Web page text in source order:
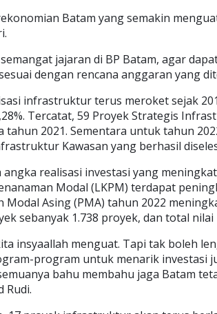
Batam yang semakin
jajaran di BP Batam, agar
dengan rencana anggaran yang
infrastruktur terus meroket sejak
Tercatat, 59 Proyek Strategis
tahun 2021. Sementara untuk tahun
Kawasan yang berhasil
realisasi investasi yang
Modal (LKPM) terdapat
Modal Asing (PMA) tahun 2022
sebanyak 1.738 proyek, dan total nilai
insyaallah menguat. Tapi tak boleh
program untuk menarik investasi
bahu membahu jaga Batam
Rudi.